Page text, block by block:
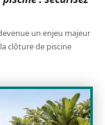
un enjeu majeur
clôture de piscine